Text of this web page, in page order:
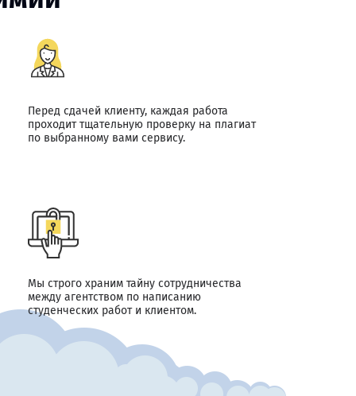
Перед сдачей клиенту, каждая работа
проходит тщательную проверку на плагиат
по выбранному вами сервису.
Мы строго храним тайну сотрудничества
между агентством по написанию
студенческих работ и клиентом.